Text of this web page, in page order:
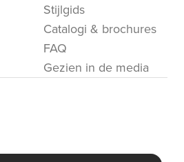
Stijlgids
Catalogi & brochures
FAQ
Gezien in de media